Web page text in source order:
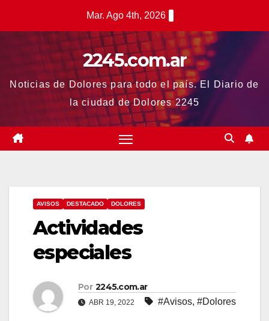
Mar. Ago 4th, 2026
2245.com.ar
Noticias de Dolores para todo el país. El Diario de
la ciudad de Dolores 2245
AVISOS DESTACADO DOLORES
Actividades
especiales
Por 2245.com.ar
ABR 19, 2022 #Avisos, #Dolores